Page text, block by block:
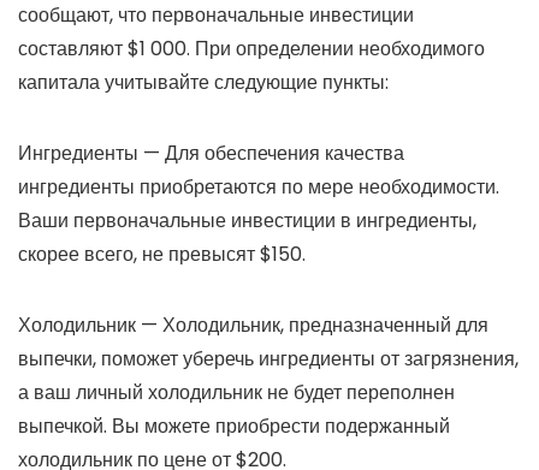
сообщают, что первоначальные инвестиции
составляют $1 000. При определении необходимого
капитала учитывайте следующие пункты:
Ингредиенты — Для обеспечения качества
ингредиенты приобретаются по мере необходимости.
Ваши первоначальные инвестиции в ингредиенты,
скорее всего, не превысят $150.
Холодильник — Холодильник, предназначенный для
выпечки, поможет уберечь ингредиенты от загрязнения,
а ваш личный холодильник не будет переполнен
выпечкой. Вы можете приобрести подержанный
холодильник по цене от $200.